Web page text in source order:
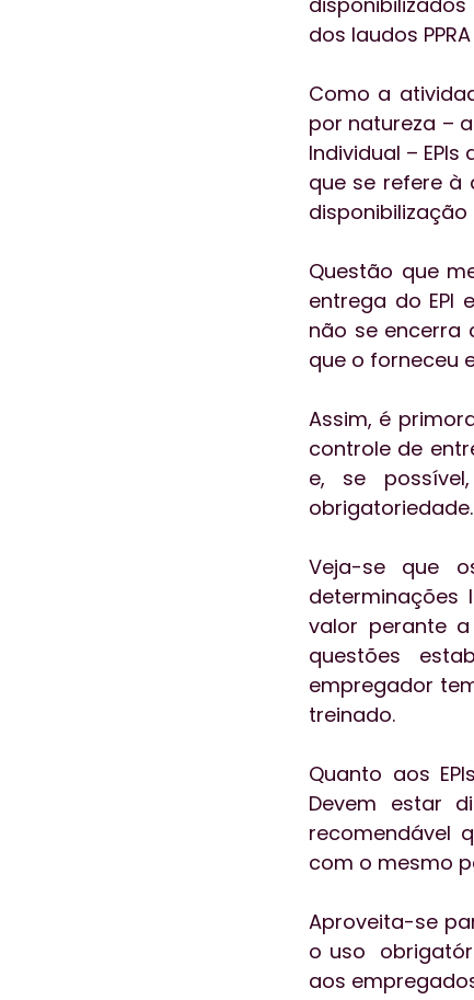
dos laudos PPRA
Como a
por natureza –
Individual –
que se refere à
Questão que
entrega do EPI
não se encerra
que o forneceu
Assim, é
controle de
e, se
obrigatoriedade.
Veja-se que
valor perante
questões
empregador
treinado.
Quanto aos
Devem estar
recomendável
com o mesmo
Aproveita-se
o uso
aos